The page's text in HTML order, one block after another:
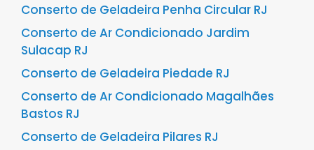
Conserto de Geladeira Penha Circular RJ
Conserto de Ar Condicionado Jardim
Sulacap RJ
Conserto de Geladeira Piedade RJ
Conserto de Ar Condicionado Magalhães
Bastos RJ
Conserto de Geladeira Pilares RJ